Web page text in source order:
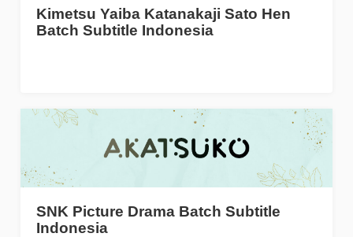
Kimetsu Yaiba Katanakaji Sato Hen
Batch Subtitle Indonesia
SNK Picture Drama Batch Subtitle
Indonesia